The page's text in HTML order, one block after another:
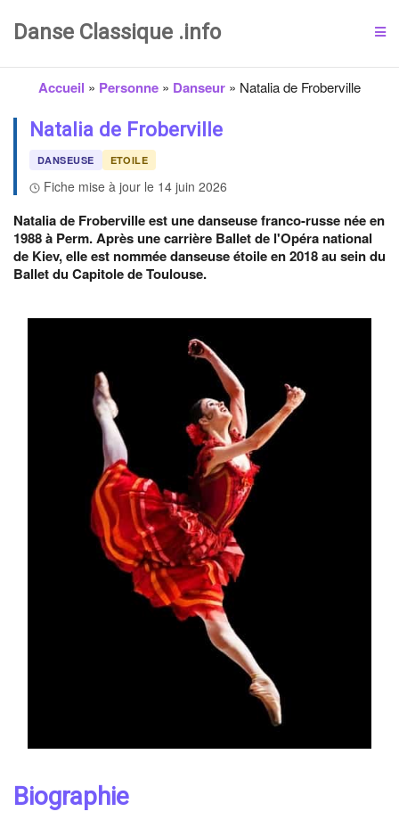
Danse Classique .info
Accueil » Personne » Danseur » Natalia de Froberville
Natalia de Froberville
DANSEUSE ETOILE
Fiche mise à jour le 14 juin 2026
Natalia de Froberville est une danseuse franco-russe née en
1988 à Perm. Après une carrière Ballet de l'Opéra national
de Kiev, elle est nommée danseuse étoile en 2018 au sein du
Ballet du Capitole de Toulouse.
Biographie